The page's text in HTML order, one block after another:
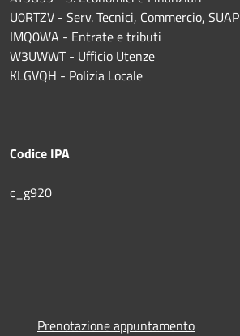
U0RTZV - Serv. Tecnici, Commercio, SUAP
IMQ0WA - Entrate e tributi
W3UWWT - Ufficio Utenze
KLGVQH - Polizia Locale
Codice IPA
c_g920
Prenotazione appuntamento